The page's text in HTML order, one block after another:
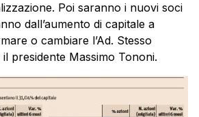
Poi saranno i nuovi soci
dall’aumento di capitale a
o cambiare l’Ad. Stesso
presidente Massimo Tononi.